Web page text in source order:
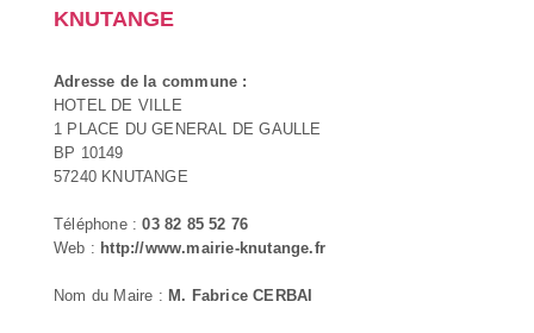
KNUTANGE
Adresse de la commune :
HOTEL DE VILLE
1 PLACE DU GENERAL DE GAULLE
BP 10149
57240 KNUTANGE
Téléphone :03 82 85 52 76
Web : http://www.mairie-knutange.fr
Nom du Maire : M. Fabrice CERBAI